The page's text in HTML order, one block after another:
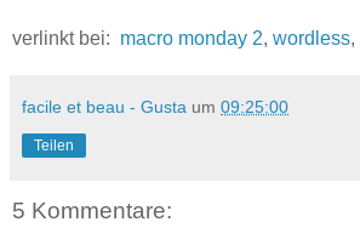
verlinkt bei: macro monday 2, wordless,
facile et beau - Gusta um 09:25:00
Teilen
5 Kommentare: